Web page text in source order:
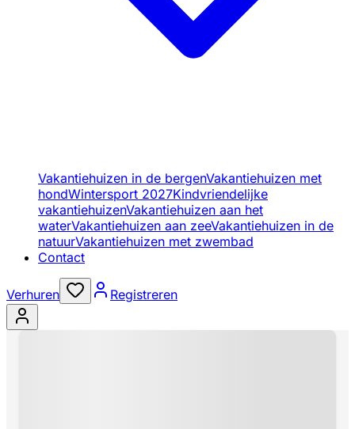
Vakantiehuizen in de bergenVakantiehuizen met
hondWintersport 2027Kindvriendelijke
vakantiehuizenVakantiehuizen aan het
waterVakantiehuizen aan zeeVakantiehuizen in de
natuurVakantiehuizen met zwembad
Contact
Verhuren Registreren